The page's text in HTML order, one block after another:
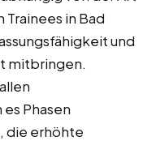
in Bad
und
mitbringen.
Phasen
die erhöhte